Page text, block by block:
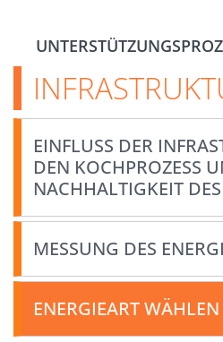
EINFLUSS DER
DEN KOCHPROZESS
NACHHALTIGKEIT
MESSUNG DES
ENERGIEART WÄHLEN